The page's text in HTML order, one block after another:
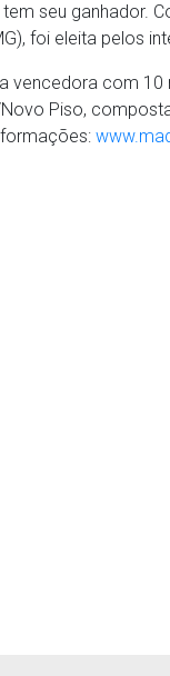
tem seu ganhador.
foi eleita pelos
vencedora com 10
Piso,